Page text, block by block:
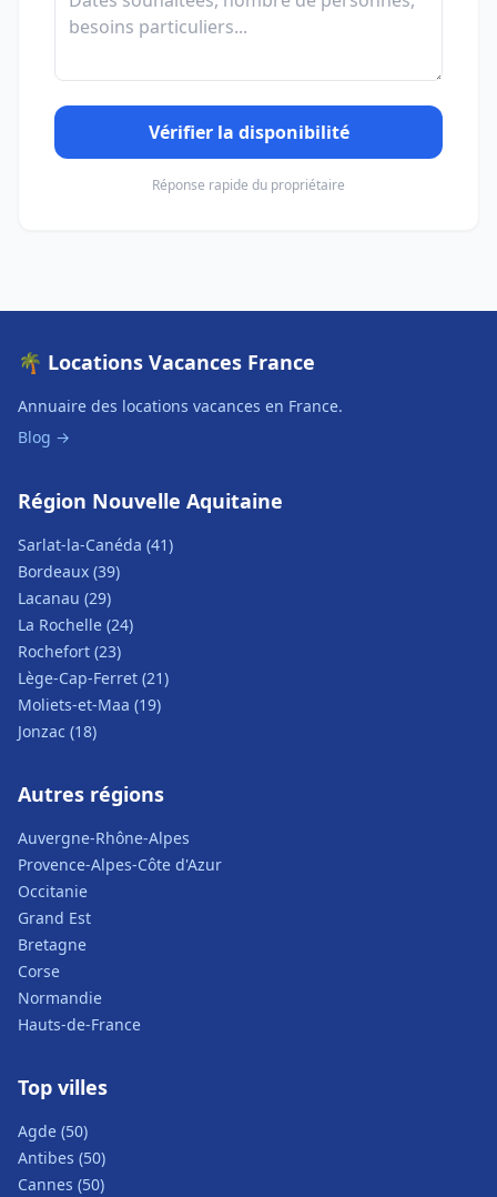
Vérifier la disponibilité
Réponse rapide du propriétaire
🌴 Locations Vacances France
Annuaire des locations vacances en France.
Blog →
Région Nouvelle Aquitaine
Sarlat-la-Canéda (41)
Bordeaux (39)
Lacanau (29)
La Rochelle (24)
Rochefort (23)
Lège-Cap-Ferret (21)
Moliets-et-Maa (19)
Jonzac (18)
Autres régions
Auvergne-Rhône-Alpes
Provence-Alpes-Côte d'Azur
Occitanie
Grand Est
Bretagne
Corse
Normandie
Hauts-de-France
Top villes
Agde (50)
Antibes (50)
Cannes (50)